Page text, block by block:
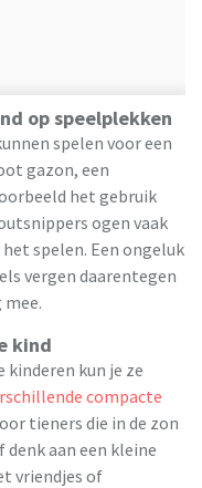
op speelplekken
spelen voor een
gazon, een
het gebruik
ogen vaak
spelen. Een ongeluk
vergen daarentegen
kind
kinderen kun je ze
compacte
tieners die in de zon
aan een kleine
vriendjes of